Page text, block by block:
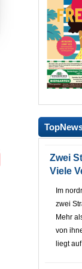
Zwei
Viele
Im
zwei
Mehr
von
liegt